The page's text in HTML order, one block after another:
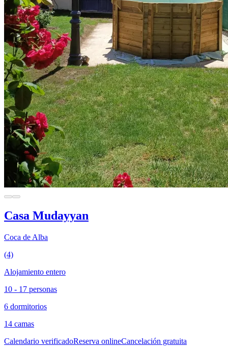
Casa Mudayyan
Coca de Alba
(4)
Alojamiento entero
10 - 17 personas
6 dormitorios
14 camas
Calendario verificadoReserva onlineCancelación gratuita